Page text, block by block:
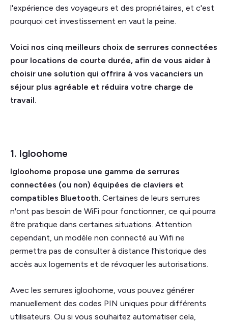
l'expérience des voyageurs et des propriétaires, et c'est
pourquoi cet investissement en vaut la peine.
Voici nos cinq meilleurs choix de serrures connectées
pour locations de courte durée, afin de vous aider à
choisir une solution qui offrira à vos vacanciers un
séjour plus agréable et réduira votre charge de
travail.
1. Igloohome
Igloohome propose une gamme de serrures
connectées (ou non) équipées de claviers et
compatibles Bluetooth . Certaines de leurs serrures
n'ont pas besoin de WiFi pour fonctionner, ce qui pourra
être pratique dans certaines situations. Attention
cependant, un modèle non connecté au Wifi ne
permettra pas de consulter à distance l’historique des
accès aux logements et de révoquer les autorisations.
Avec les serrures igloohome, vous pouvez générer
manuellement des codes PIN uniques pour différents
utilisateurs. Ou si vous souhaitez automatiser cela,